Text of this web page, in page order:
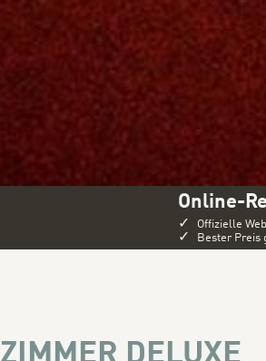
Online-
✓ Offizielle
✓ Bester Preis